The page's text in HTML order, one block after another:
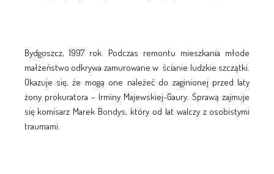
Bydgoszcz, 1997 rok. Podczas remontu mieszkania młode
małżeństwo odkrywa zamurowane w ścianie ludzkie szczątki.
Okazuje się, że mogą one należeć do zaginionej przed laty
żony prokuratora – Irminy Majewskiej-Gaury. Sprawą zajmuje
się komisarz Marek Bondys, który od lat walczy z osobistymi
traumami.